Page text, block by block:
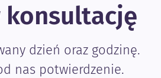
konsultację
dzień oraz godzinę.
nas potwierdzenie.